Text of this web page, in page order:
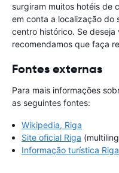
surgiram muitos hotéis de
em conta a localização do
centro histórico. Se deseja
recomendamos que faça
Fontes externas
Para mais informações
as seguintes fontes:
Wikipedia, Riga
Site oficial Riga
Informação turística Riga